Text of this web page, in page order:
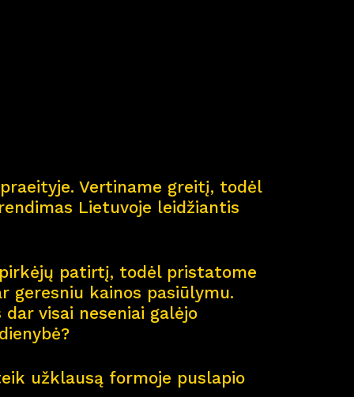
Vertiname greitį, todėl
Lietuvoje leidžiantis
patirtį, todėl pristatome
geresniu kainos pasiūlymu.
visai neseniai galėjo
užklausą formoje puslapio